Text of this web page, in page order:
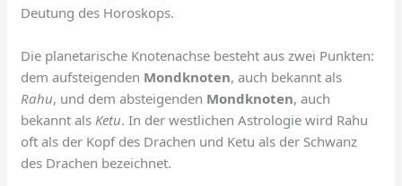
Deutung des Horoskops.
Die planetarische Knotenachse besteht aus zwei Punkten:
dem aufsteigenden Mondknoten, auch bekannt als
Rahu, und dem absteigenden Mondknoten, auch
bekannt als Ketu. In der westlichen Astrologie wird Rahu
oft als der Kopf des Drachen und Ketu als der Schwanz
des Drachen bezeichnet.